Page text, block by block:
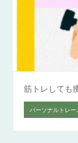
筋トレしても
パーソナルトレー